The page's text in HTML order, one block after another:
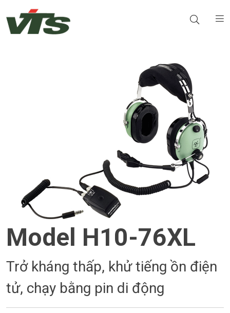
Model H10-76XL
Trở kháng thấp, khử tiếng ồn điện
tử, chạy bằng pin di động